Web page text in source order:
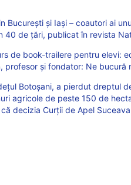
București și Iași – coautori ai
40 de țări, publicat în revista
de book-trailere pentru elevi:
profesor și fondator: Ne bucură
Botoșani, a pierdut dreptul
agricole de peste 150 de
decizia Curţii de Apel